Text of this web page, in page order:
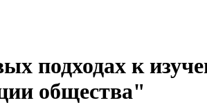
подходах к
общества"